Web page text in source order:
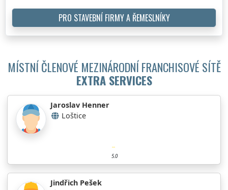
PRO STAVEBNÍ FIRMY A ŘEMESLNÍKY
MÍSTNÍ ČLENOVÉ MEZINÁRODNÍ FRANCHISOVÉ SÍTĚ
EXTRA SERVICES
Jaroslav Henner
Loštice
5.0
Jindřich Pešek